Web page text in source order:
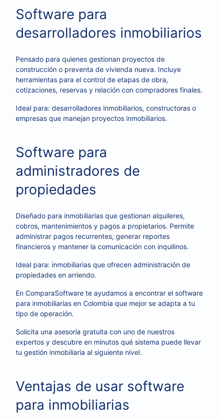
Software para
desarrolladores inmobiliarios
Pensado para quienes gestionan proyectos de
construcción o preventa de vivienda nueva. Incluye
herramientas para el control de etapas de obra,
cotizaciones, reservas y relación con compradores finales.
Ideal para: desarrolladores inmobiliarios, constructoras o
empresas que manejan proyectos inmobiliarios.
Software para
administradores de
propiedades
Diseñado para inmobiliarias que gestionan alquileres,
cobros, mantenimientos y pagos a propietarios. Permite
administrar pagos recurrentes, generar reportes
financieros y mantener la comunicación con inquilinos.
Ideal para: inmobiliarias que ofrecen administración de
propiedades en arriendo.
En ComparaSoftware te ayudamos a encontrar el software
para inmobiliarias en Colombia que mejor se adapta a tu
tipo de operación.
Solicita una asesoría gratuita con uno de nuestros
expertos y descubre en minutos qué sistema puede llevar
tu gestión inmobiliaria al siguiente nivel.
Ventajas de usar software
para inmobiliarias